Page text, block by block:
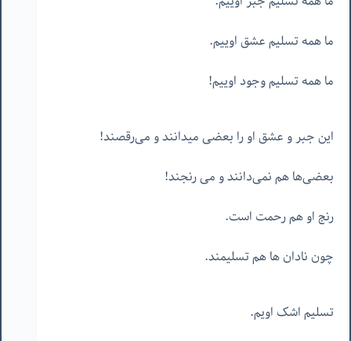
ما همه تسلیم عشق اوییم.
ما همه تسلیم وجود اوییم!
این جبر و عشق او را بعضی میدانند و می‌رقصند!
بعضی‌ها هم نمی‌دانند و می رنجند!
رنج او هم رحمت است.
چون نادان ها هم تسلیمند.
تسلیم اشک اویم.